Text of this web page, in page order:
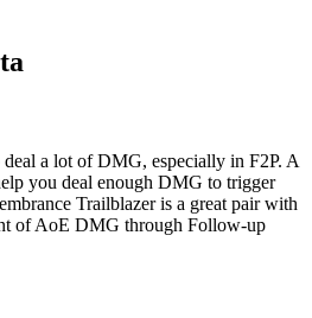
a lot of DMG, especially in F2P. A
you deal enough DMG to trigger
Trailblazer is a great pair with
of AoE DMG through Follow-up